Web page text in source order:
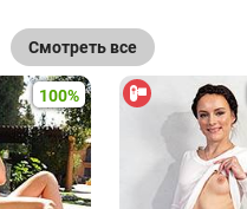
Смотреть все
100%